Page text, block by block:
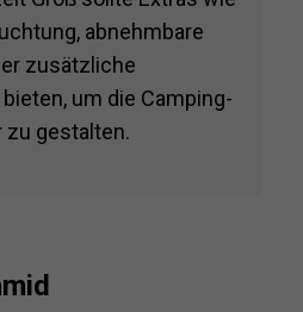
abnehmbare
zusätzliche
um die Camping-
zu gestalten.